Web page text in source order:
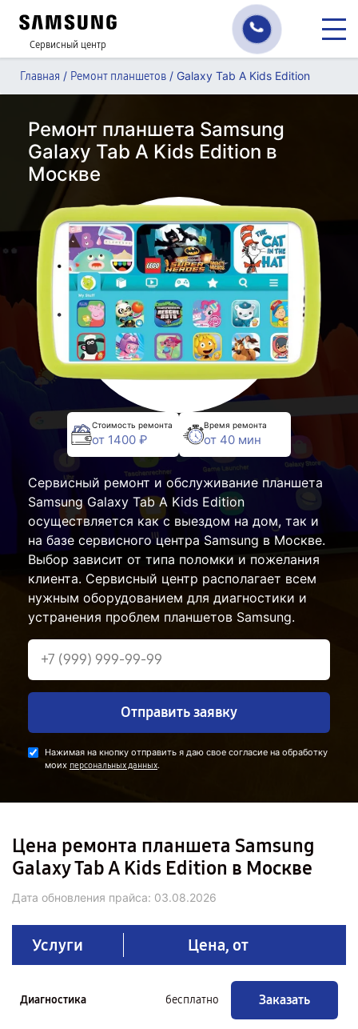
Сервисный центр
Главная / Ремонт планшетов / Galaxy Tab A Kids Edition
Ремонт планшета Samsung
Galaxy Tab A Kids Edition в
Москве
Стоимость ремонта
от 1400 ₽
Время ремонта
от 40 мин
Сервисный ремонт и обслуживание планшета
Samsung Galaxy Tab A Kids Edition
осуществляется как с выездом на дом, так и
на базе сервисного центра Samsung в Москве.
Выбор зависит от типа поломки и пожелания
клиента. Сервисный центр располагает всем
нужным оборудованием для диагностики и
устранения проблем планшетов Samsung.
Отправить заявку
Нажимая на кнопку отправить я даю свое согласие на обработку
моих персональных данных.
Цена ремонта планшета Samsung
Galaxy Tab A Kids Edition в Москве
Дата обновления прайса: 03.08.2026
Услуги Цена, от
Диагностика бесплатно Заказать